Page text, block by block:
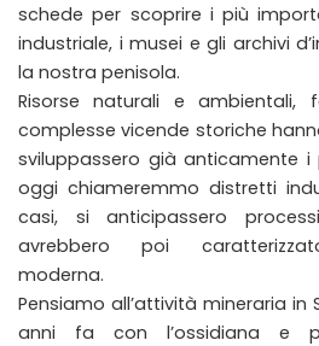
schede per scoprire i più
industriale, i musei e gli archivi
la nostra penisola.
Risorse naturali e
complesse vicende storiche
sviluppassero già anticamente i
oggi chiameremmo distretti
casi, si anticipassero
avrebbero poi caratterizzato
moderna.
Pensiamo all’attività mineraria in
anni fa con l’ossidiana e